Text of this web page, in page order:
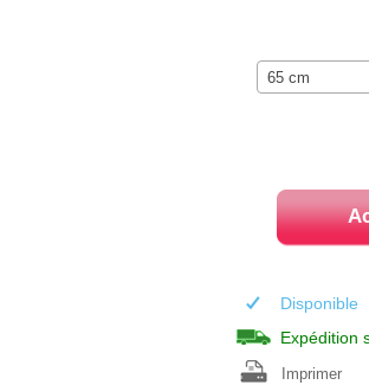
65 cm
Disponible
Expédition
Imprimer